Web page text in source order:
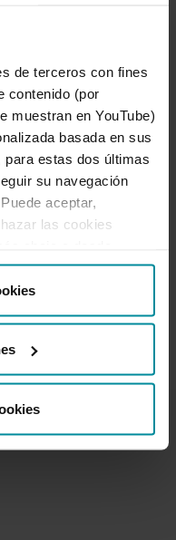
de terceros con fines
contenido (por
muestran en YouTube)
basada en sus
para estas dos últimas
su navegación
aceptar,
las cookies
más información, así
cualquier momento
.
por parte del
si
créditos
la ISP98 de la
stand by.
Siguiente »